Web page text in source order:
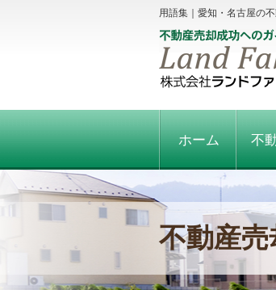
用語集｜愛知・名古屋の
ホーム 不
不動産